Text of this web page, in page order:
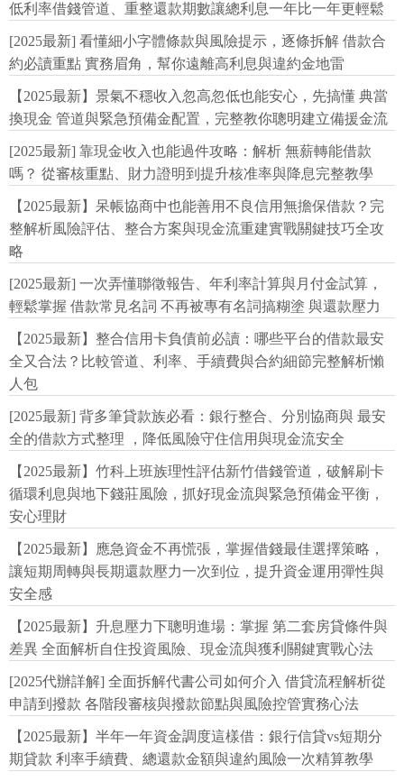
低利率借錢管道、重整還款期數讓總利息一年比一年更輕鬆
[2025最新] 看懂細小字體條款與風險提示，逐條拆解 借款合
約必讀重點 實務眉角，幫你遠離高利息與違約金地雷
【2025最新】景氣不穩收入忽高忽低也能安心，先搞懂 典當
換現金 管道與緊急預備金配置，完整教你聰明建立備援金流
[2025最新] 靠現金收入也能過件攻略：解析 無薪轉能借款
嗎？ 從審核重點、財力證明到提升核准率與降息完整教學
【2025最新】呆帳協商中也能善用不良信用無擔保借款？完
整解析風險評估、整合方案與現金流重建實戰關鍵技巧全攻
略
[2025最新] 一次弄懂聯徵報告、年利率計算與月付金試算，
輕鬆掌握 借款常見名詞 不再被專有名詞搞糊塗 與還款壓力
【2025最新】整合信用卡負債前必讀：哪些平台的借款最安
全又合法？比較管道、利率、手續費與合約細節完整解析懶
人包
[2025最新] 背多筆貸款族必看：銀行整合、分別協商與 最安
全的借款方式整理 ，降低風險守住信用與現金流安全
【2025最新】竹科上班族理性評估新竹借錢管道，破解刷卡
循環利息與地下錢莊風險，抓好現金流與緊急預備金平衡，
安心理財
【2025最新】應急資金不再慌張，掌握借錢最佳選擇策略，
讓短期周轉與長期還款壓力一次到位，提升資金運用彈性與
安全感
【2025最新】升息壓力下聰明進場：掌握 第二套房貸條件與
差異 全面解析自住投資風險、現金流與獲利關鍵實戰心法
[2025代辦詳解] 全面拆解代書公司如何介入 借貸流程解析從
申請到撥款 各階段審核與撥款節點與風險控管實務心法
【2025最新】半年一年資金調度這樣借：銀行信貸vs短期分
期貸款 利率手續費、總還款金額與違約風險一次精算教學